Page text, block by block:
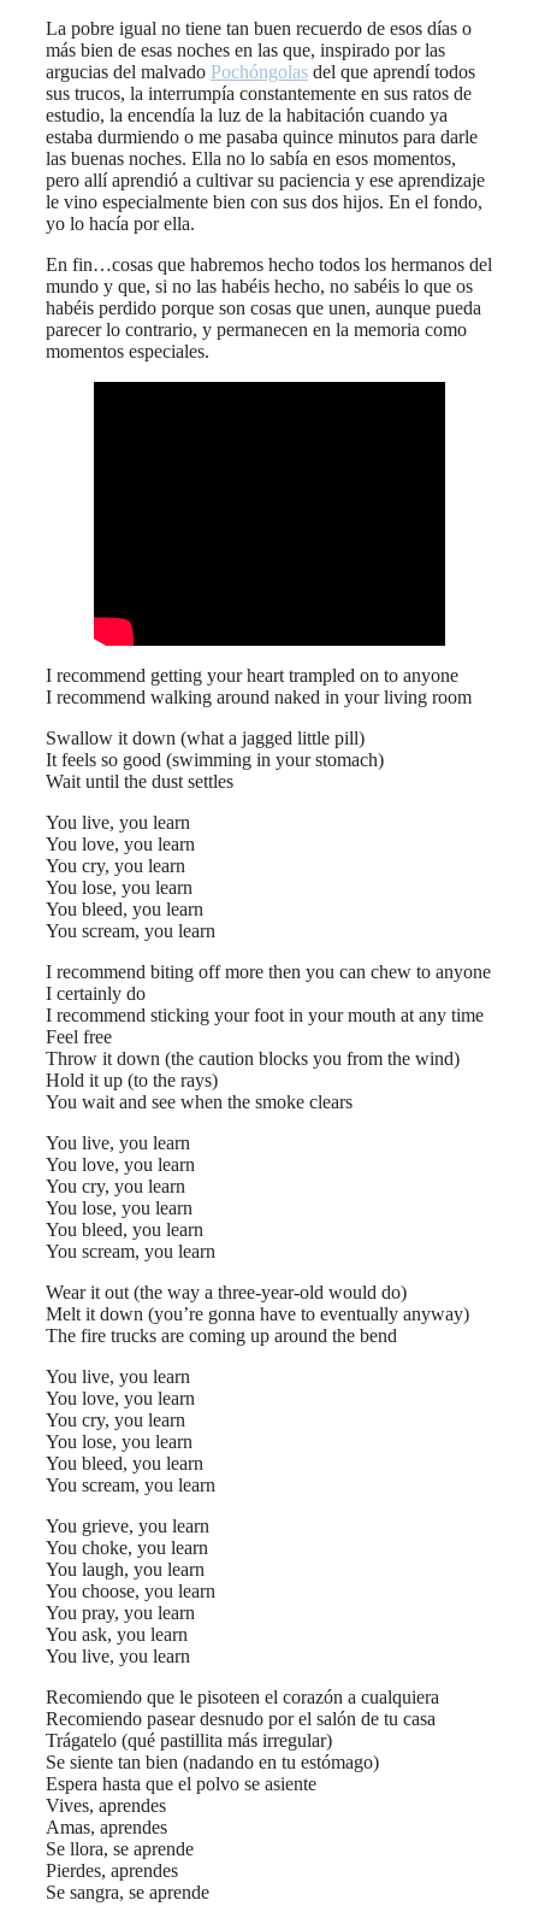
La pobre igual no tiene tan buen recuerdo de esos días o
más bien de esas noches en las que, inspirado por las
argucias del malvado Pochóngolas del que aprendí todos
sus trucos, la interrumpía constantemente en sus ratos de
estudio, la encendía la luz de la habitación cuando ya
estaba durmiendo o me pasaba quince minutos para darle
las buenas noches. Ella no lo sabía en esos momentos,
pero allí aprendió a cultivar su paciencia y ese aprendizaje
le vino especialmente bien con sus dos hijos. En el fondo,
yo lo hacía por ella.
En fin…cosas que habremos hecho todos los hermanos del
mundo y que, si no las habéis hecho, no sabéis lo que os
habéis perdido porque son cosas que unen, aunque pueda
parecer lo contrario, y permanecen en la memoria como
momentos especiales.
I recommend getting your heart trampled on to anyone
I recommend walking around naked in your living room
Swallow it down (what a jagged little pill)
It feels so good (swimming in your stomach)
Wait until the dust settles
You live, you learn
You love, you learn
You cry, you learn
You lose, you learn
You bleed, you learn
You scream, you learn
I recommend biting off more then you can chew to anyone
I certainly do
I recommend sticking your foot in your mouth at any time
Feel free
Throw it down (the caution blocks you from the wind)
Hold it up (to the rays)
You wait and see when the smoke clears
You live, you learn
You love, you learn
You cry, you learn
You lose, you learn
You bleed, you learn
You scream, you learn
Wear it out (the way a three-year-old would do)
Melt it down (you’re gonna have to eventually anyway)
The fire trucks are coming up around the bend
You live, you learn
You love, you learn
You cry, you learn
You lose, you learn
You bleed, you learn
You scream, you learn
You grieve, you learn
You choke, you learn
You laugh, you learn
You choose, you learn
You pray, you learn
You ask, you learn
You live, you learn
Recomiendo que le pisoteen el corazón a cualquiera
Recomiendo pasear desnudo por el salón de tu casa
Trágatelo (qué pastillita más irregular)
Se siente tan bien (nadando en tu estómago)
Espera hasta que el polvo se asiente
Vives, aprendes
Amas, aprendes
Se llora, se aprende
Pierdes, aprendes
Se sangra, se aprende